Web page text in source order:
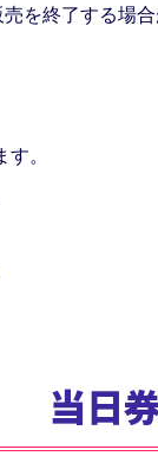
を終了する場合
。
当日